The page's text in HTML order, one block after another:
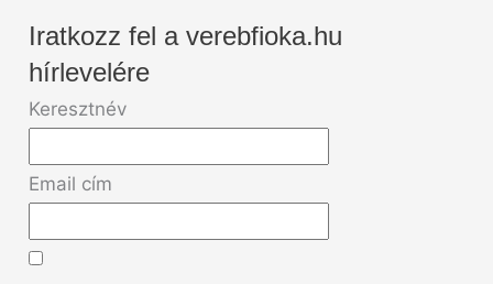
Iratkozz fel a verebfioka.hu
hírlevelére
Keresztnév
Email cím